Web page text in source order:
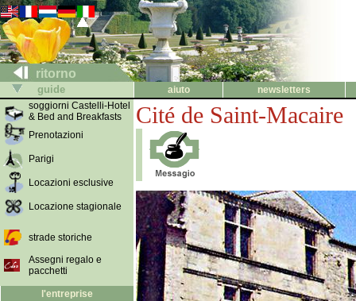
ritorno
guide aiuto
newsletters
soggiorni Castelli-Hotel
& Bed and Breakfasts
Prenotazioni
Parigi
Locazioni esclusive
Locazione stagionale
strade storiche
Assegni regalo e
pacchetti
l'entreprise
Cité de Saint-Macaire